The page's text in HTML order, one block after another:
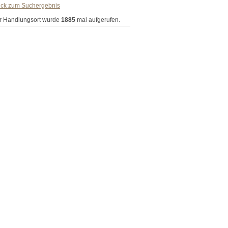
zum Suchergebnis
Handlungsort wurde 1885 mal aufgerufen.